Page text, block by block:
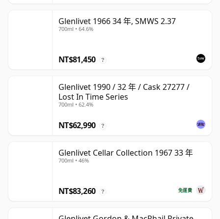
Glenlivet 1966 34 年, SMWS 2.37
700ml • 64.6%
NT$81,450 ?
Glenlivet 1990 / 32 年 / Cask 27277 /
Lost In Time Series
700ml • 62.4%
NT$62,990 ?
Glenlivet Cellar Collection 1967 33 年
700ml • 46%
免運費
NT$83,260 ?